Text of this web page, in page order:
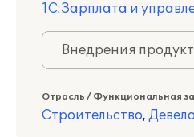
1С:Зарплата и
Внедрения
Отрасль / Функциональная
Строительство,